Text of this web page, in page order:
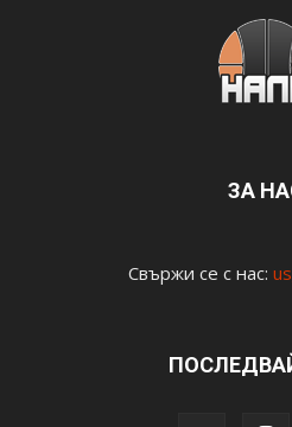
ЗА
Свържи се с нас: